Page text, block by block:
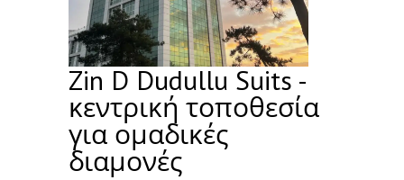
Zin D Dudullu Suits -
κεντρική τοποθεσία
για ομαδικές
διαμονές